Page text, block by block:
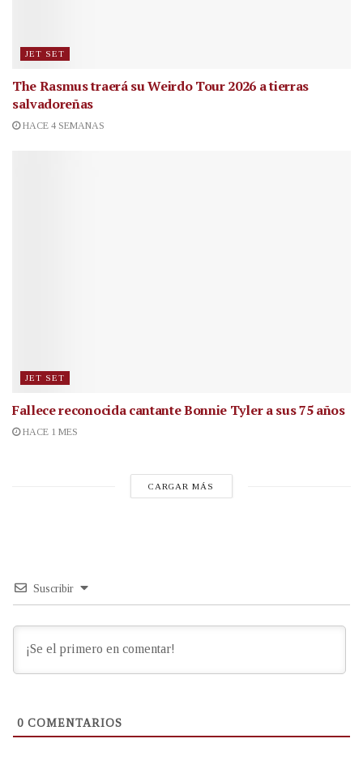
JET SET
The Rasmus traerá su Weirdo Tour 2026 a tierras
salvadoreñas
HACE 4 SEMANAS
JET SET
Fallece reconocida cantanteBonnie Tyler a sus 75 años
HACE 1 MES
CARGAR MÁS
Suscribir
0 COMENTARIOS